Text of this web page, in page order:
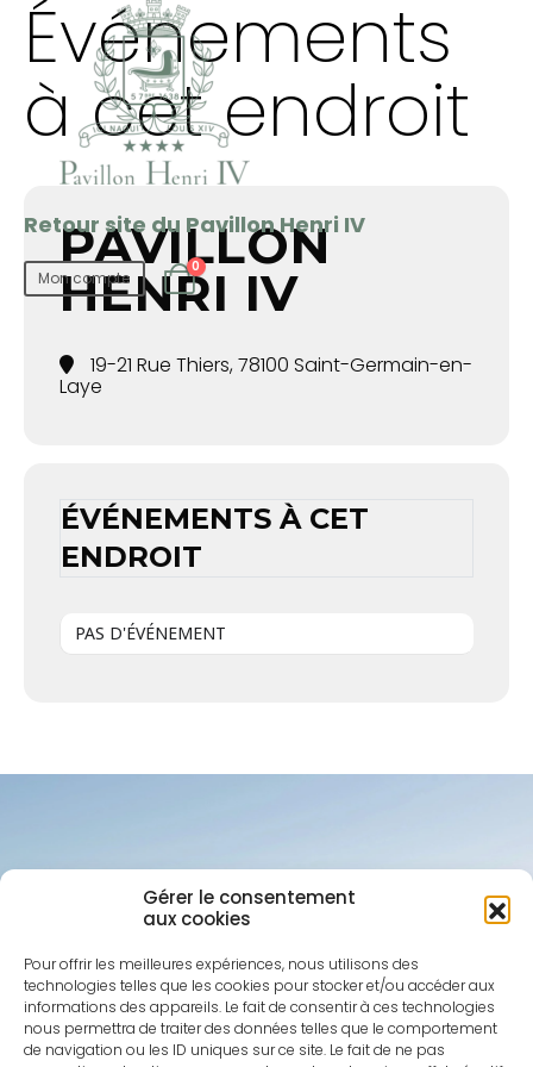
Gérer le consentement
aux cookies
Pour offrir les meilleures expériences, nous utilisons des
technologies telles que les cookies pour stocker et/ou accéder aux
informations des appareils. Le fait de consentir à ces technologies
nous permettra de traiter des données telles que le comportement
de navigation ou les ID uniques sur ce site. Le fait de ne pas
Retour site du Pavillon Henri IV
Mon compte
0
Événements
à cet endroit
PAVILLON
HENRI IV
19-21 Rue Thiers, 78100 Saint-Germain-en-
Laye
ÉVÉNEMENTS À CET
ENDROIT
PAS D'ÉVÉNEMENT